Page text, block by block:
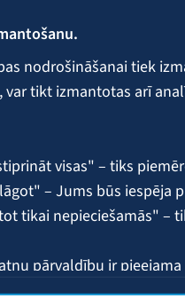
nodrošināšanai tiek
var tikt izmantotas arī
visas" – tiks
– Jums būs iespēja
tikai nepieciešamās" –
pārvaldību ir pieejama
Rīga, LV-1013, Latvija.